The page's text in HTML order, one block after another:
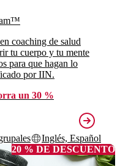
coaching de salud
tu cuerpo y tu mente
para que hagan lo
por IIN.
un 30 %
Inglés, Español
20 % DE DESCUENTO